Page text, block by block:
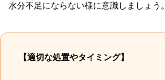
水分不足にならない様に意識しましょう。
【適切な処置やタイミング】